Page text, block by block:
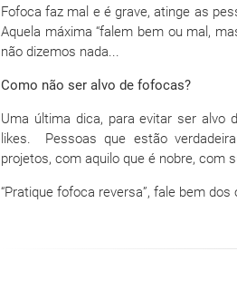
Fofoca faz mal e é grave, atinge as
Aquela máxima “falem bem ou mal,
não dizemos nada...
Como não ser alvo de fofocas?
Uma última dica, para evitar ser alvo
likes. Pessoas que estão
projetos, com aquilo que é nobre, com
“Pratique fofoca reversa”, fale bem dos